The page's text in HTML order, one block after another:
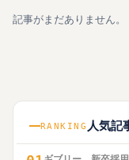
記事がまだありません。
RANKING 人気記